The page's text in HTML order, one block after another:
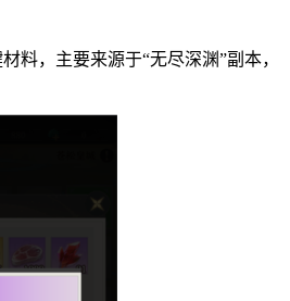
料，主要来源于“无尽深渊”副本，